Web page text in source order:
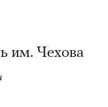
им. Чехова